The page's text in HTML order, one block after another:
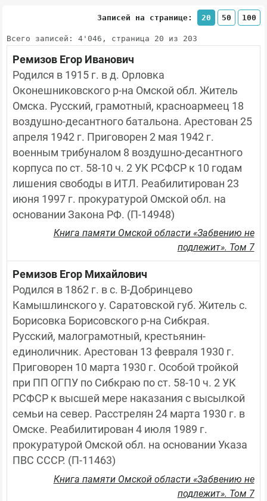
Записей на странице: 20 50 100
Всего записей: 4'046, страница 20 из 203
Ремизов Егор Иванович
Родился в 1915 г. в д. Орловка
Оконешниковского р-на Омской обл. Житель
Омска. Русский, грамотный, красноармеец 18
воздушно-десантного батальона. Арестован 25
апреля 1942 г. Приговорен 2 мая 1942 г.
военным трибуналом 8 воздушно-десантного
корпуса по ст. 58-10 ч. 2 УК РСФСР к 10 годам
лишения свободы в ИТЛ. Реабилитирован 23
июня 1997 г. прокуратурой Омской обл. на
основании Закона РФ. (П-14948)
Книга памяти Омской области «Забвению не
подлежит». Том 7
Ремизов Егор Михайлович
Родился в 1862 г. в с. В-Добринцево
Камышлинского у. Саратовской губ. Житель с.
Борисовка Борисовского р-на Сибкрая.
Русский, малограмотный, крестьянин-
единоличник. Арестован 13 февраля 1930 г.
Приговорен 10 марта 1930 г. Особой тройкой
при ПП ОГПУ по Сибкраю по ст. 58-10 ч. 2 УК
РСФСР к высшей мере наказания с высылкой
семьи на север. Расстрелян 24 марта 1930 г. в
Омске. Реабилитирован 4 июля 1989 г.
прокуратурой Омской обл. на основании Указа
ПВС СССР. (П-11463)
Книга памяти Омской области «Забвению не
подлежит». Том 7